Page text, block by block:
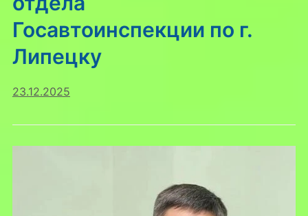
Госавтоинспекции по г.
Липецку
23.12.2025